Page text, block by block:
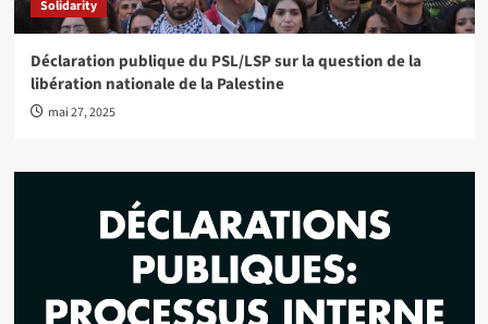
Solidarity
Déclaration publique du PSL/LSP sur la question de la
libération nationale de la Palestine
mai 27, 2025